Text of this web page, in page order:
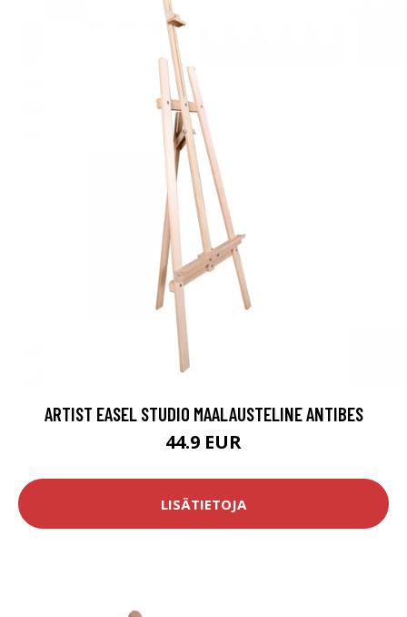
ARTIST EASEL STUDIO MAALAUSTELINE ANTIBES
44.9 EUR
LISÄTIETOJA